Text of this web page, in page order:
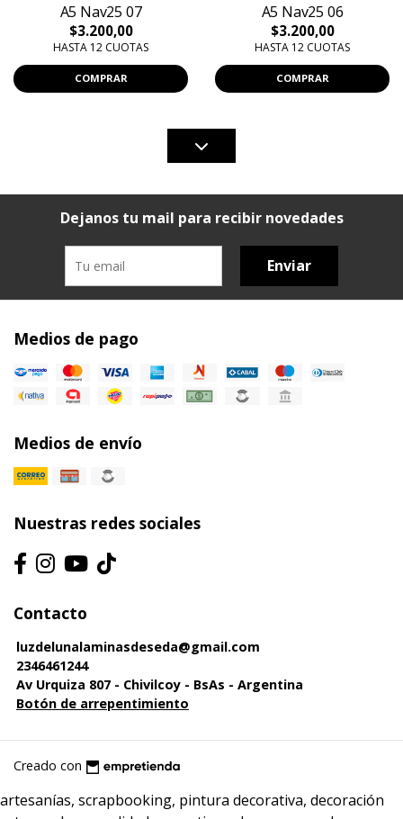
A5 Nav25 07
$3.200,00
HASTA 12 CUOTAS
COMPRAR
A5 Nav25 06
$3.200,00
HASTA 12 CUOTAS
COMPRAR
Dejanos tu mail para recibir novedades
Enviar
Medios de pago
Medios de envío
Nuestras redes sociales
Contacto
luzdelunalaminasdeseda@gmail.com
2346461244
Av Urquiza 807 - Chivilcoy - BsAs - Argentina
Botón de arrepentimiento
Creado con
artesanías, scrapbooking, pintura decorativa, decoración